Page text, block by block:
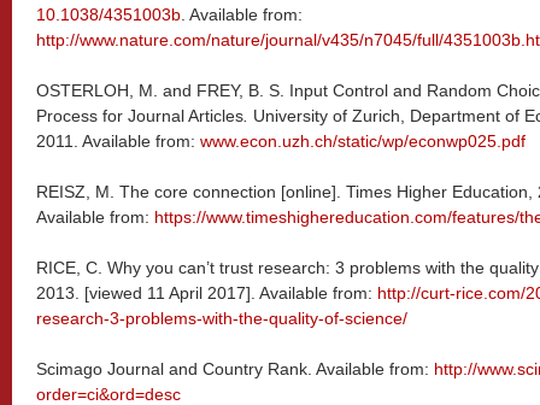
10.1038/4351003b . Available from:
http://www.nature.com/nature/journal/v435/n7045/full/
OSTERLOH, M. and FREY, B. S. Input Control and Random
Process for Journal Articles University of Zurich, Department of
2011. Available from: www.econ.uzh.ch/static/wp/econwp025.pdf
REISZ, M. The core connection [online]. Times Higher
Available from: https://www.timeshighereducation.com/features/
RICE, C. Why you can’t trust research: 3 problems with the
2013. [viewed 11 April 2017]. Available from: http://curt-rice.com/
research-3-problems-with-the-quality-of-science/
Scimago Journal and Country Rank. Available from: http://
order=ci&ord=desc